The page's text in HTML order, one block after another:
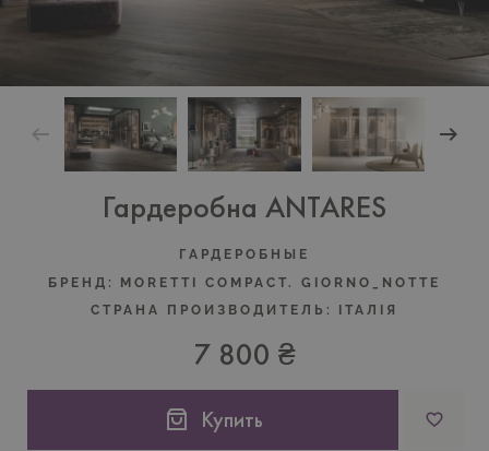
Гардеробна ANTARES
ГАРДЕРОБНЫЕ
БРЕНД:
MORETTI COMPACT. GIORNO_NOTTE
СТРАНА ПРОИЗВОДИТЕЛЬ:
ІТАЛІЯ
7 800 ₴
Купить